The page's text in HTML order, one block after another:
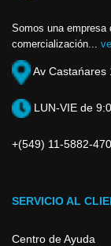
Somos una empresa
comercialización...
Av Castańares
LUN-VIE de
+(549) 11-5882-
SERVICIO AL
Centro de Ayuda